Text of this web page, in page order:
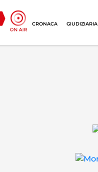
CRONACA GIUDIZIARIA